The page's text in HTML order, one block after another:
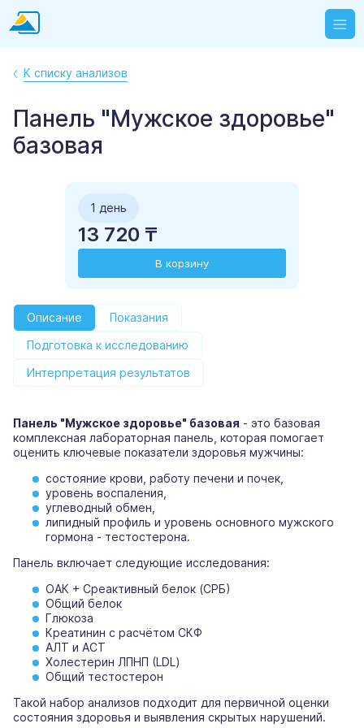
К списку анализов
Панель "Мужское здоровье"
базовая
1 день
13 720 ₸
В корзину
Описание
Показания
Подготовка к исследованию
Интерпретация результатов
Панель "Мужское здоровье" базовая - это базовая
комплексная лабораторная панель, которая помогает
оценить ключевые показатели здоровья мужчины:
состояние крови, работу печени и почек,
уровень воспаления,
углеводный обмен,
липидный профиль и уровень основного мужского
гормона - тестостерона.
Панель включает следующие исследования:
ОАК + Среактивный белок (СРБ)
Общий белок
Глюкоза
Креатинин с расчётом СКФ
АЛТ и АСТ
Холестерин ЛПНП (LDL)
Общий тестостерон
Такой набор анализов подходит для первичной оценки
состояния здоровья и выявления скрытых нарушений.